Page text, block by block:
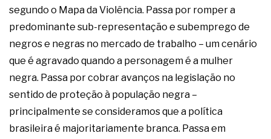
segundo o Mapa da Violência. Passa por romper a
predominante sub-representação e subemprego de
negros e negras no mercado de trabalho – um cenário
que é agravado quando a personagem é a mulher
negra. Passa por cobrar avanços na legislação no
sentido de proteção à população negra –
principalmente se consideramos que a política
brasileira é majoritariamente branca. Passa em